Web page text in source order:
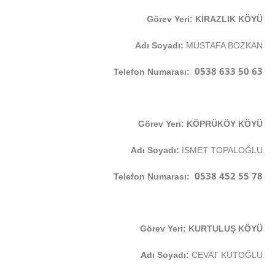
Görev Yeri: KİRAZLIK KÖYÜ
Adı Soyadı: MUSTAFA BOZKAN
Telefon Numarası: 0538 633 50 63
Görev Yeri: KÖPRÜKÖY KÖYÜ
Adı Soyadı: İSMET TOPALOĞLU
Telefon Numarası: 0538 452 55 78
Görev Yeri: KURTULUŞ KÖYÜ
Adı Soyadı: CEVAT KUTOĞLU